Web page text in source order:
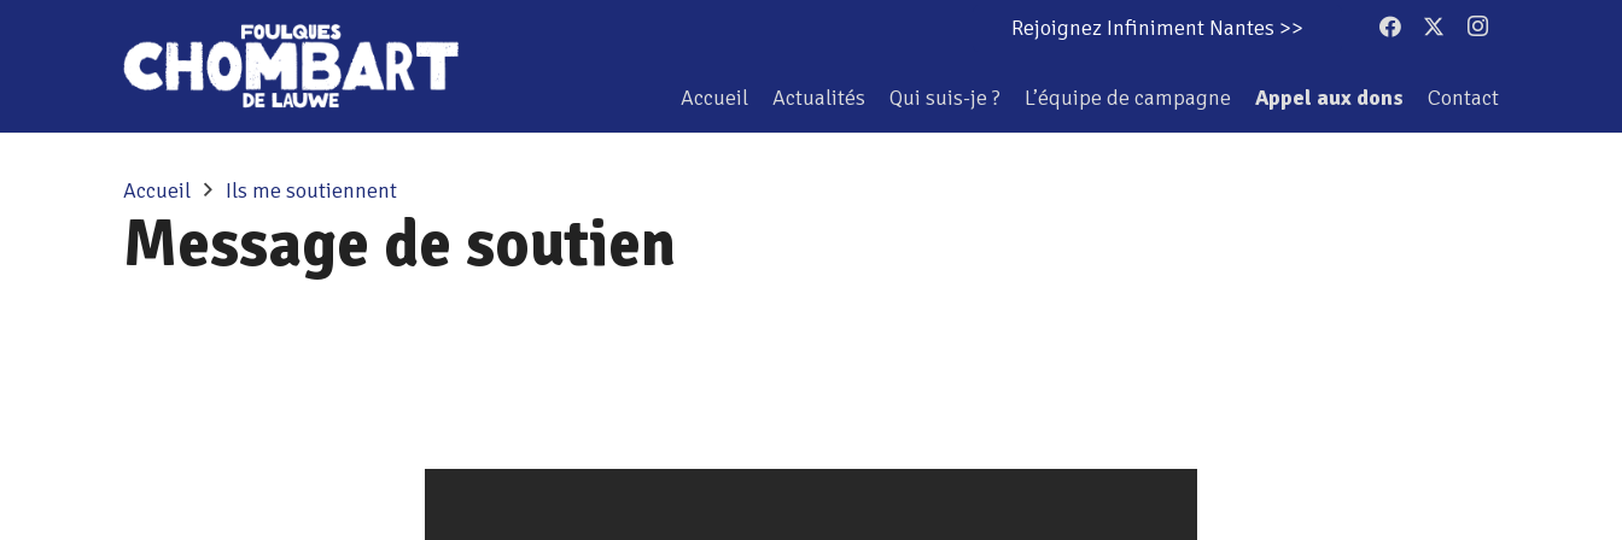
Rejoignez Infiniment Nantes >>
Accueil Actualités Qui suis-je ? L’équipe de campagne Appel aux dons Contact
Accueil Ils me soutiennent
Message de soutien